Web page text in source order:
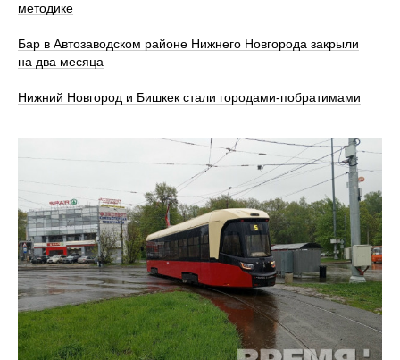
методике
Бар в Автозаводском районе Нижнего Новгорода закрыли
на два месяца
Нижний Новгород и Бишкек стали городами-побратимами